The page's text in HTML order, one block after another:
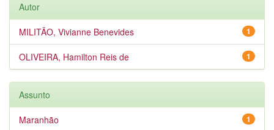
Autor
1
MILITÃO, Vivianne Benevides
1
OLIVEIRA, Hamilton Reis de
Assunto
1
Maranhão